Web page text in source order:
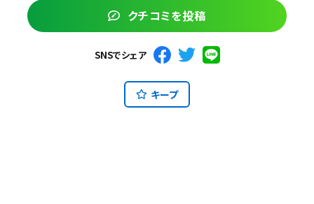
クチコミを投稿
SNSでシェア
キープ